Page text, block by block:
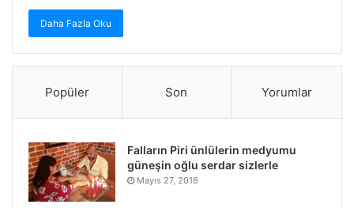
Daha Fazla Oku
Popüler Son Yorumlar
Falların Piri ünlülerin medyumu
güneşin oğlu serdar sizlerle
Mayıs 27, 2018